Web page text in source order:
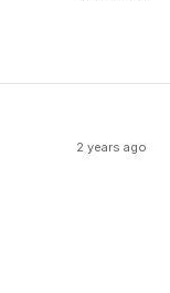
2 years ago